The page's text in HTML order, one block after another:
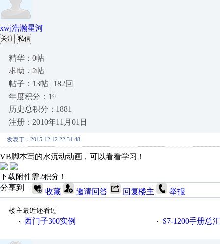
xwj浩瀚星河
关注 私信
精华：0帖
求助：2帖
帖子：13帖 | 182回
年度积分：19
历史总积分：1881
注册：2010年11月01日
发表于：2015-12-12 22:31:48
VB脚本写的水流动动画，可以看看学习！
下载附件需2积分！
分享到：
收藏 邀请回答 回复楼主 举报
楼主最近还看过
· 西门子300实例 · S7-1200手册总汇